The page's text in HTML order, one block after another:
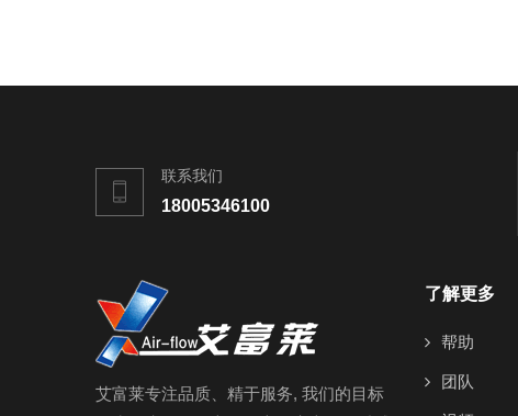
联系我们
18005346100
艾富莱专注品质、精于服务, 我们的目标
了解更多
帮助
团队